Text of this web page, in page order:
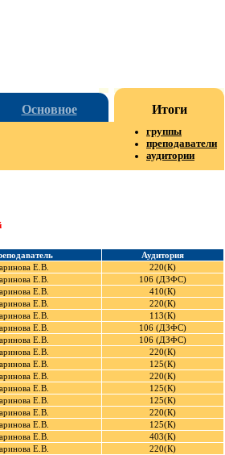
Основное Итоги
группы
преподаватели
аудитории
Аудитория
Е.В.
220(К)
Е.В.
106 (ДЗФС)
Е.В.
410(К)
Е.В.
220(К)
Е.В.
113(К)
Е.В.
106 (ДЗФС)
Е.В.
106 (ДЗФС)
Е.В.
220(К)
Е.В.
125(К)
Е.В.
220(К)
Е.В.
125(К)
Е.В.
125(К)
Е.В.
220(К)
Е.В.
125(К)
Е.В.
403(К)
Е.В.
220(К)